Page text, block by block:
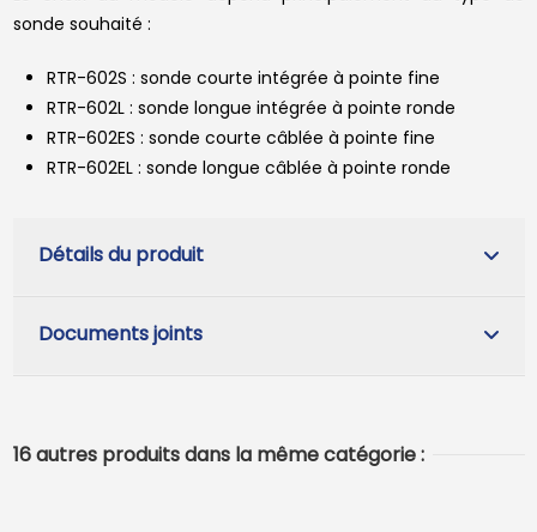
sonde souhaité :
RTR-602S : sonde courte intégrée à pointe fine
RTR-602L : sonde longue intégrée à pointe ronde
RTR-602ES : sonde courte câblée à pointe fine
RTR-602EL : sonde longue câblée à pointe ronde
Détails du produit
Documents joints
16 autres produits dans la même catégorie :